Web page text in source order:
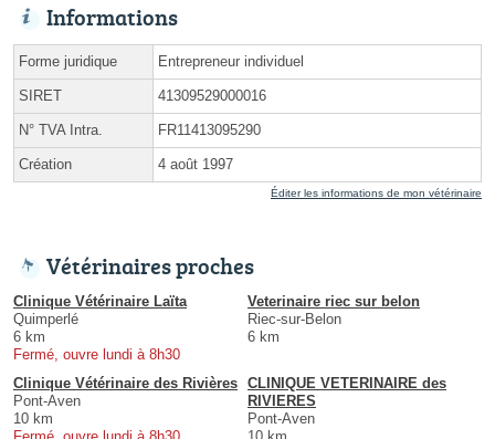
Informations
Forme juridique Entrepreneur individuel
SIRET 41309529000016
N° TVA Intra. FR11413095290
Création 4 août 1997
Éditer les informations de mon vétérinaire
Vétérinaires proches
Clinique Vétérinaire Laïta
Quimperlé
6 km
Fermé, ouvre lundi à 8h30
Veterinaire riec sur belon
Riec-sur-Belon
6 km
Clinique Vétérinaire des Rivières
Pont-Aven
10 km
CLINIQUE VETERINAIRE des
RIVIERES
Pont-Aven